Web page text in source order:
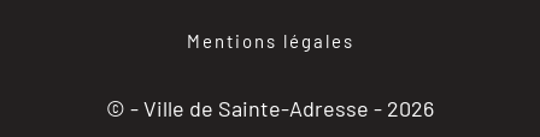
Mentions légales
© - Ville de Sainte-Adresse - 2026